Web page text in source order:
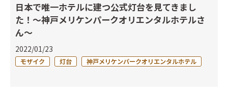
日本で唯一ホテルに建つ公式灯台を見てきまし
た！～神戸メリケンパークオリエンタルホテルさ
ん～
2022/01/23
モザイク 灯台 神戸メリケンパークオリエンタルホテル